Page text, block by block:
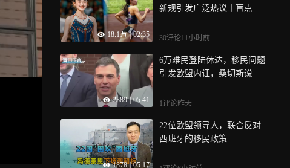
18.1万 | 02:35
新规引发广泛热议丨盲点
30评论11小时前
2389 | 05:41
6万难民登陆休达，移民问题
引发欧盟内讧，桑切斯说了
1评论昨天
1878 | 05:17
22位欧盟领导人，联合反对
西班牙的移民政策